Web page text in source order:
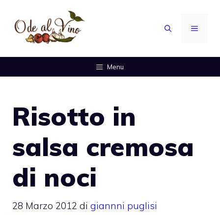
contenuto
MENU
Menu
Risotto in
salsa cremosa
di noci
28 Marzo 2012 di giannni puglisi